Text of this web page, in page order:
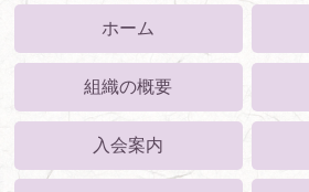
ホーム
組織の概要
入会案内